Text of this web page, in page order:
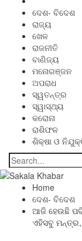
ଦେଶ- ବିଦେଶ
ରାଜ୍ୟ
ଖେଳ
ରାଜନୀତି
ବାଣିଜ୍ୟ
ମନୋରଞ୍ଜନ
ଅପରାଧ
ସ୍ୱତନ୍ତ୍ର
ସ୍ୱାସ୍ଥ୍ୟ
କରୋନା
ରାଶିଫଳ
ଶିକ୍ଷା ଓ
Home
ଦେଶ- ବିଦେଶ
ଆଜି ହେଉଛି
ଏହିସବୁ